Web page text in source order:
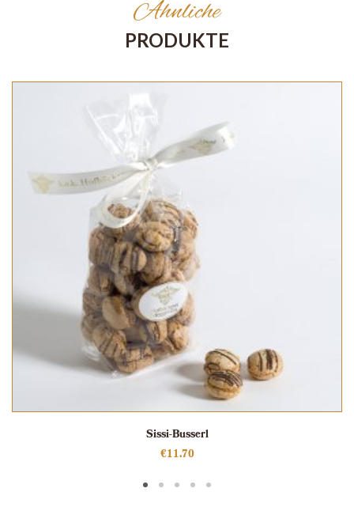
Ähnliche
PRODUKTE
Sissi-Busserl
€11.70